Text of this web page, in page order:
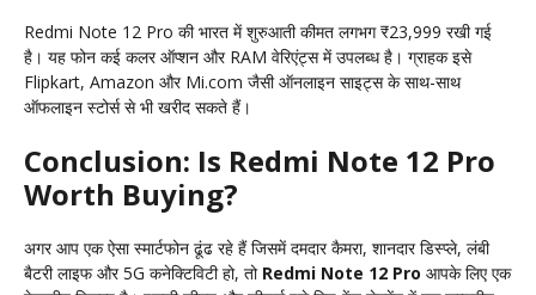
Redmi Note 12 Pro की भारत में शुरुआती कीमत लगभग ₹23,999 रखी गई
है। यह फोन कई कलर ऑप्शन और RAM वेरिएंट्स में उपलब्ध है। ग्राहक इसे
Flipkart, Amazon और Mi.com जैसी ऑनलाइन साइट्स के साथ-साथ
ऑफलाइन स्टोर्स से भी खरीद सकते हैं।
Conclusion: Is Redmi Note 12 Pro
Worth Buying?
अगर आप एक ऐसा स्मार्टफोन ढूंढ रहे हैं जिसमें दमदार कैमरा, शानदार डिस्प्ले, लंबी
बैटरी लाइफ और 5G कनेक्टिविटी हो, तो Redmi Note 12 Pro आपके लिए एक